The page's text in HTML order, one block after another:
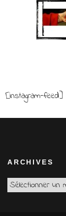
[instagram-feed]
ARCHIVES
Archives